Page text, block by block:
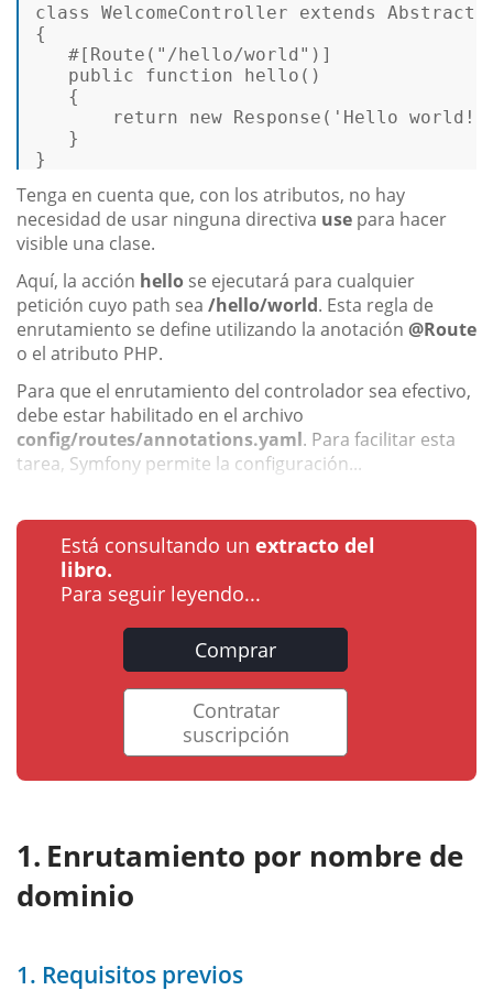
class
WelcomeController extends
{
#[Route ( "/hello/world" ) ]
public
function hello ( )
{
return
new Response ( 'Hello world!'
}
}
Tenga en cuenta que, con los atributos, no hay
necesidad de usar ninguna directiva use para hacer
visible una clase.
Aquí, la acción hello se ejecutará para cualquier
petición cuyo path sea /hello/world. Esta regla de
enrutamiento se define utilizando la anotación @Route
o el atributo PHP.
Para que el enrutamiento del controlador sea efectivo,
debe estar habilitado en el archivo
config/routes/annotations.yaml. Para facilitar esta
tarea, Symfony permite la configuración...
Está consultando un extracto del
libro.
Para seguir leyendo...
Comprar
Contratar
suscripción
Enrutamiento por nombre de
dominio
1. Requisitos previos